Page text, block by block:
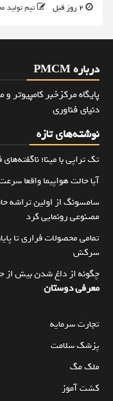
تیم تولید
درباره PMCM
دنیای فناوری
نوشته‌های تازه
تک تراپی با مینا؛
آیا حالت هواپیما واقعا
مصنوعی رونمایی کرد
سرکش
چگونه از داغ شدن بیش از
معرفی دوستان
تجارت سرمایه
پزشک سلامت
ملک مگ
کشت آموز